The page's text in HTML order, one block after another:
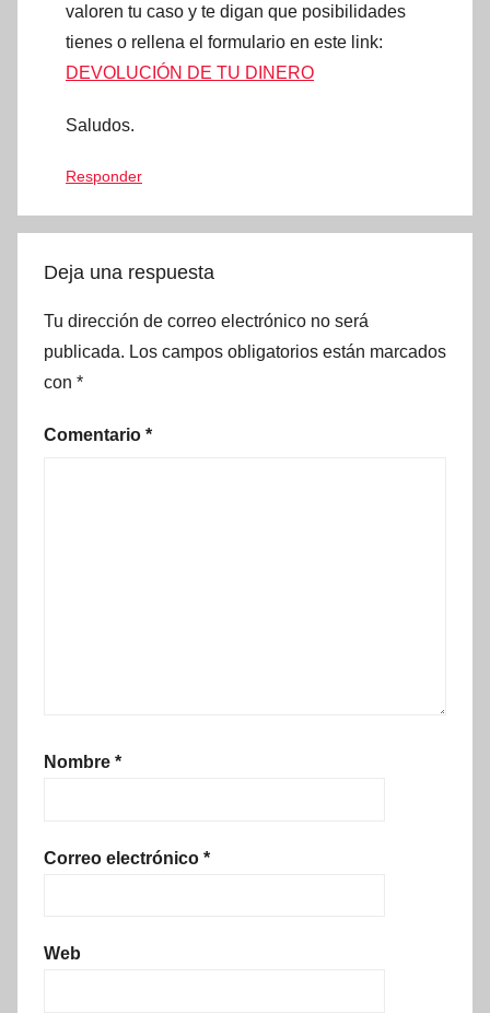
valoren tu caso y te digan que posibilidades
tienes o rellena el formulario en este link:
DEVOLUCIÓN DE TU DINERO
Saludos.
Responder
Deja una respuesta
Tu dirección de correo electrónico no será
publicada. Los campos obligatorios están marcados
con *
Comentario *
Nombre *
Correo electrónico *
Web